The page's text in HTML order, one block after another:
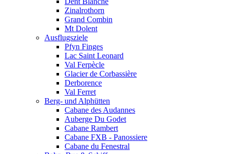
Zinalrothorn
Grand Combin
Mt Dolent
Ausflugsziele
Pfyn Finges
Lac Saint Leonard
Val Ferpècle
Glacier de Corbassière
Derborence
Val Ferret
Berg- und Alphütten
Cabane des Audannes
Auberge Du Godet
Cabane Rambert
Cabane FXB - Panossiere
Cabane du Fenestral